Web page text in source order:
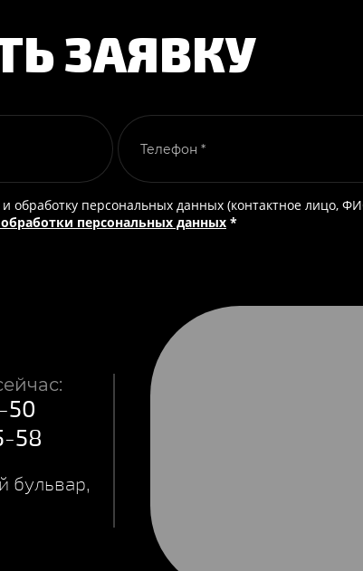
ЗАЯВКУ
обработку персональных данных (контактное лицо,
персональных данных *
50
58
бульвар,